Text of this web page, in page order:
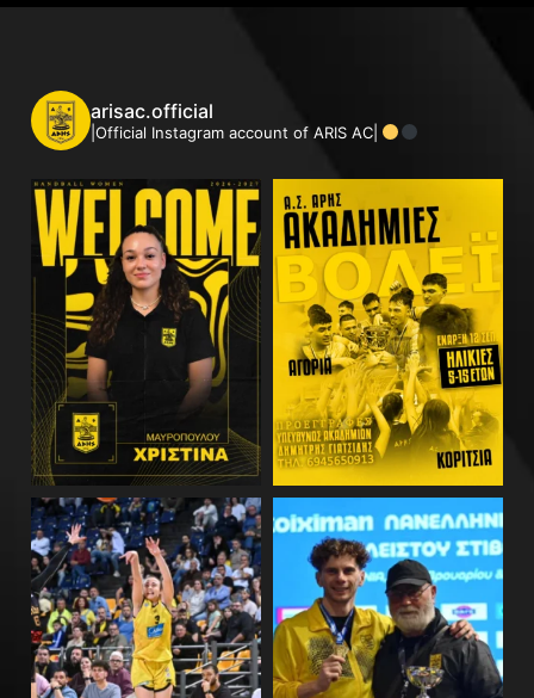
arisac.official
|Official Instagram account of ARIS AC|